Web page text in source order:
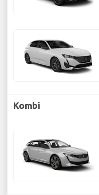
Kombi